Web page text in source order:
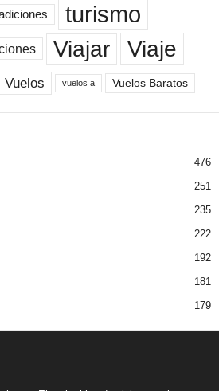
turismo
Viajar Viaje
Vuelos vuelos a Vuelos Baratos
476
251
235
222
192
181
179